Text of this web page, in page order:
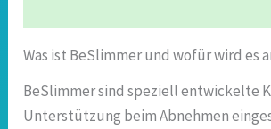
Was ist BeSlimmer und wofür wird es
BeSlimmer sind speziell entwickelte
Unterstützung beim Abnehmen